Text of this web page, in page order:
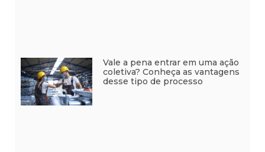
Vale a pena entrar em uma ação
coletiva? Conheça as vantagens
desse tipo de processo